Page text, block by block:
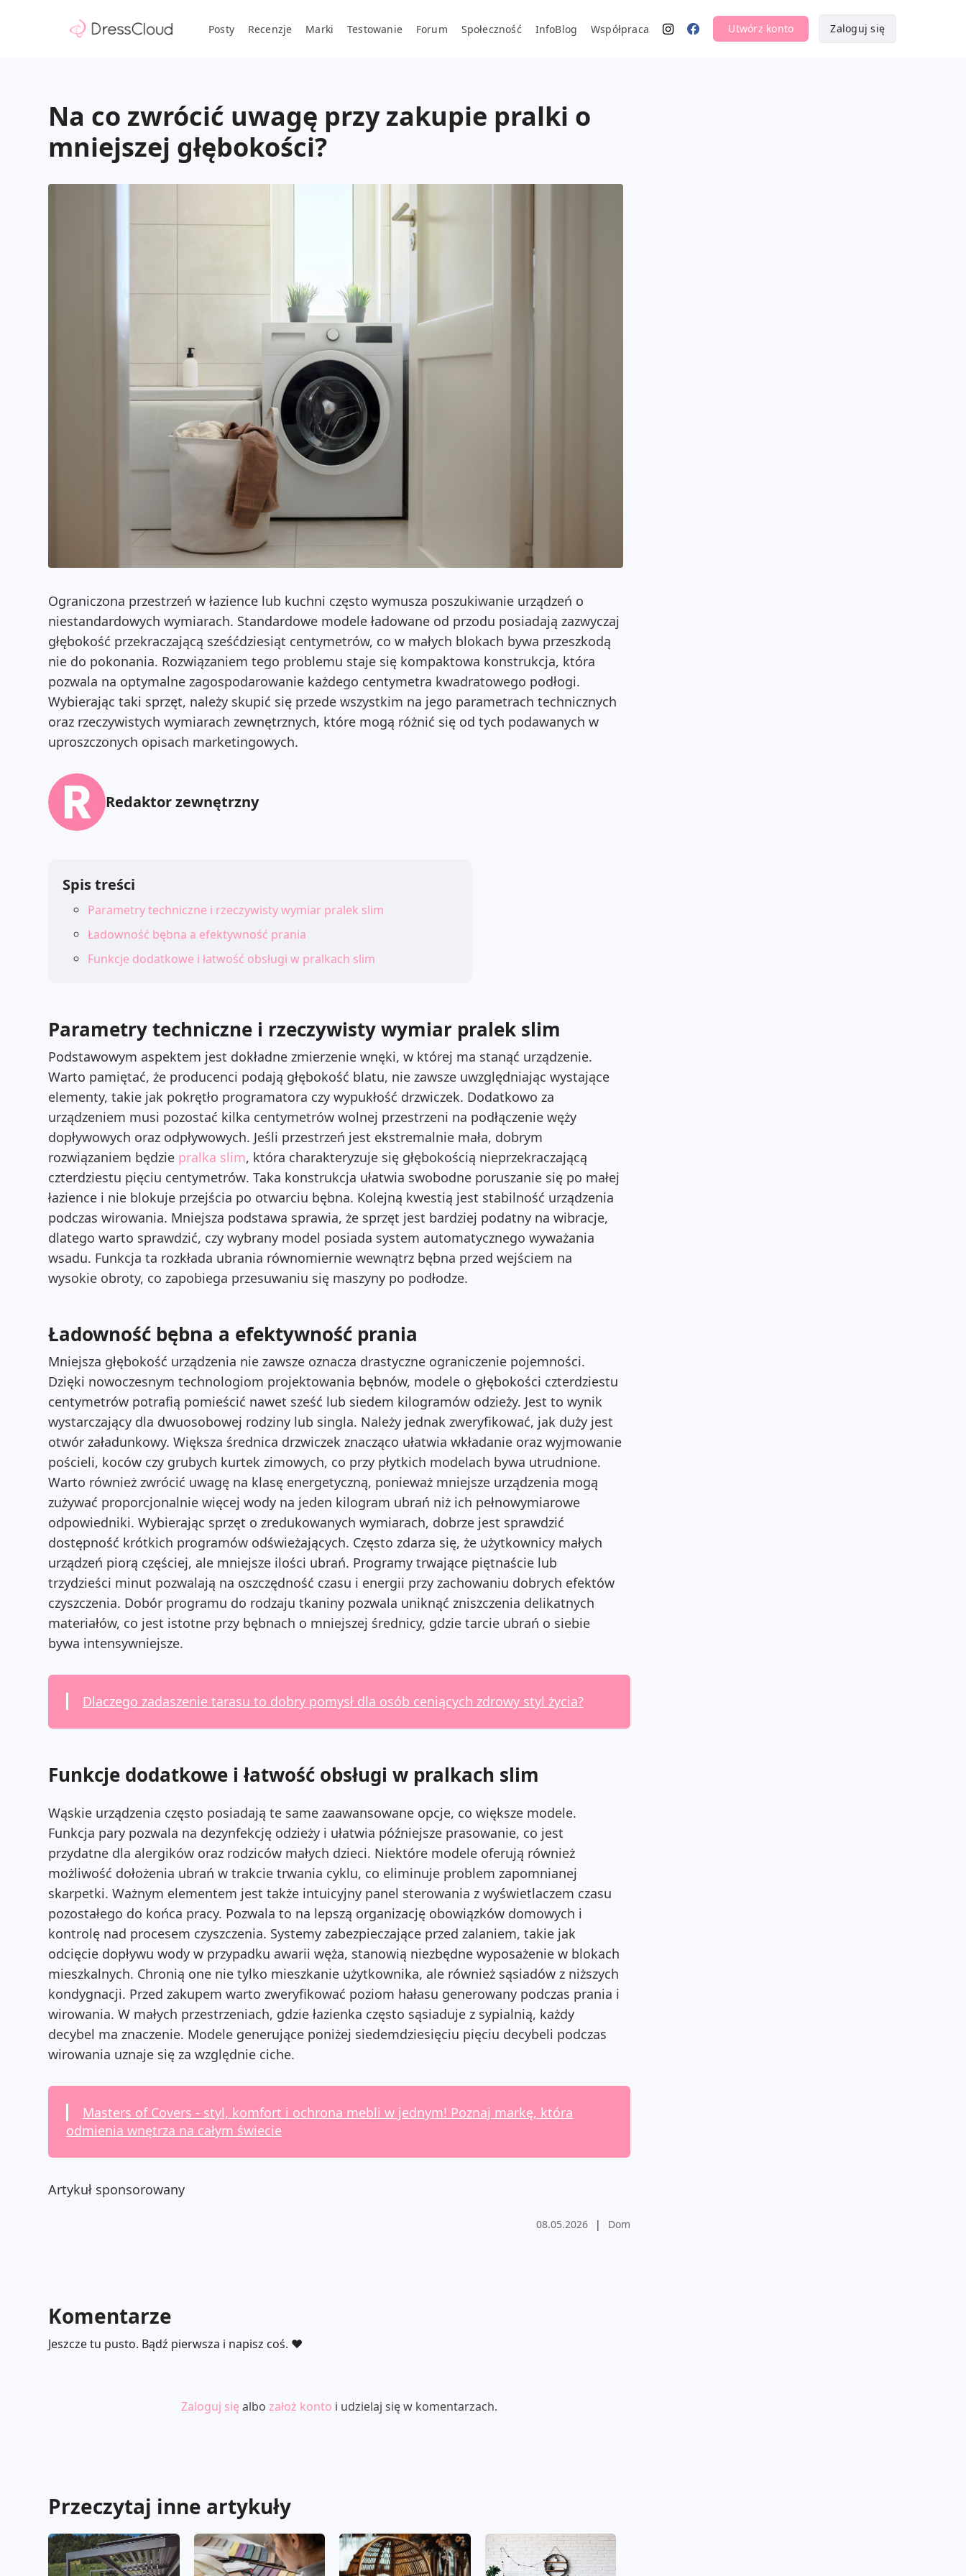
Posty Recenzje Marki Testowanie Forum Społeczność InfoBlog Współpraca Utwórz konto Zaloguj się
Na co zwrócić uwagę przy zakupie pralki o
mniejszej głębokości?
Ograniczona przestrzeń w łazience lub kuchni często wymusza poszukiwanie urządzeń o
niestandardowych wymiarach. Standardowe modele ładowane od przodu posiadają zazwyczaj
głębokość przekraczającą sześćdziesiąt centymetrów, co w małych blokach bywa przeszkodą
nie do pokonania. Rozwiązaniem tego problemu staje się kompaktowa konstrukcja, która
pozwala na optymalne zagospodarowanie każdego centymetra kwadratowego podłogi.
Wybierając taki sprzęt, należy skupić się przede wszystkim na jego parametrach technicznych
oraz rzeczywistych wymiarach zewnętrznych, które mogą różnić się od tych podawanych w
uproszczonych opisach marketingowych.
Redaktor zewnętrzny
Spis treści
Parametry techniczne i rzeczywisty wymiar pralek slim
Ładowność bębna a efektywność prania
Funkcje dodatkowe i łatwość obsługi w pralkach slim
Parametry techniczne i rzeczywisty wymiar pralek slim
Podstawowym aspektem jest dokładne zmierzenie wnęki, w której ma stanąć urządzenie.
Warto pamiętać, że producenci podają głębokość blatu, nie zawsze uwzględniając wystające
elementy, takie jak pokrętło programatora czy wypukłość drzwiczek. Dodatkowo za
urządzeniem musi pozostać kilka centymetrów wolnej przestrzeni na podłączenie węży
dopływowych oraz odpływowych. Jeśli przestrzeń jest ekstremalnie mała, dobrym
rozwiązaniem będzie pralka slim, która charakteryzuje się głębokością nieprzekraczającą
czterdziestu pięciu centymetrów. Taka konstrukcja ułatwia swobodne poruszanie się po małej
łazience i nie blokuje przejścia po otwarciu bębna. Kolejną kwestią jest stabilność urządzenia
podczas wirowania. Mniejsza podstawa sprawia, że sprzęt jest bardziej podatny na wibracje,
dlatego warto sprawdzić, czy wybrany model posiada system automatycznego wyważania
wsadu. Funkcja ta rozkłada ubrania równomiernie wewnątrz bębna przed wejściem na
wysokie obroty, co zapobiega przesuwaniu się maszyny po podłodze.
Ładowność bębna a efektywność prania
Mniejsza głębokość urządzenia nie zawsze oznacza drastyczne ograniczenie pojemności.
Dzięki nowoczesnym technologiom projektowania bębnów, modele o głębokości czterdziestu
centymetrów potrafią pomieścić nawet sześć lub siedem kilogramów odzieży. Jest to wynik
wystarczający dla dwuosobowej rodziny lub singla. Należy jednak zweryfikować, jak duży jest
otwór załadunkowy. Większa średnica drzwiczek znacząco ułatwia wkładanie oraz wyjmowanie
pościeli, koców czy grubych kurtek zimowych, co przy płytkich modelach bywa utrudnione.
Warto również zwrócić uwagę na klasę energetyczną, ponieważ mniejsze urządzenia mogą
zużywać proporcjonalnie więcej wody na jeden kilogram ubrań niż ich pełnowymiarowe
odpowiedniki. Wybierając sprzęt o zredukowanych wymiarach, dobrze jest sprawdzić
dostępność krótkich programów odświeżających. Często zdarza się, że użytkownicy małych
urządzeń piorą częściej, ale mniejsze ilości ubrań. Programy trwające piętnaście lub
trzydzieści minut pozwalają na oszczędność czasu i energii przy zachowaniu dobrych efektów
czyszczenia. Dobór programu do rodzaju tkaniny pozwala uniknąć zniszczenia delikatnych
materiałów, co jest istotne przy bębnach o mniejszej średnicy, gdzie tarcie ubrań o siebie
bywa intensywniejsze.
Dlaczego zadaszenie tarasu to dobry pomysł dla osób ceniących zdrowy styl życia?
Funkcje dodatkowe i łatwość obsługi w pralkach slim
Wąskie urządzenia często posiadają te same zaawansowane opcje, co większe modele.
Funkcja pary pozwala na dezynfekcję odzieży i ułatwia późniejsze prasowanie, co jest
przydatne dla alergików oraz rodziców małych dzieci. Niektóre modele oferują również
możliwość dołożenia ubrań w trakcie trwania cyklu, co eliminuje problem zapomnianej
skarpetki. Ważnym elementem jest także intuicyjny panel sterowania z wyświetlaczem czasu
pozostałego do końca pracy. Pozwala to na lepszą organizację obowiązków domowych i
kontrolę nad procesem czyszczenia. Systemy zabezpieczające przed zalaniem, takie jak
odcięcie dopływu wody w przypadku awarii węża, stanowią niezbędne wyposażenie w blokach
mieszkalnych. Chronią one nie tylko mieszkanie użytkownika, ale również sąsiadów z niższych
kondygnacji. Przed zakupem warto zweryfikować poziom hałasu generowany podczas prania i
wirowania. W małych przestrzeniach, gdzie łazienka często sąsiaduje z sypialnią, każdy
decybel ma znaczenie. Modele generujące poniżej siedemdziesięciu pięciu decybeli podczas
wirowania uznaje się za względnie ciche.
Masters of Covers - styl, komfort i ochrona mebli w jednym! Poznaj markę, która
odmienia wnętrza na całym świecie
Artykuł sponsorowany
08.05.2026 | Dom
Komentarze
Jeszcze tu pusto. Bądź pierwsza i napisz coś. ❤️
Zaloguj się albo założ konto i udzielaj się w komentarzach.
Przeczytaj inne artykuły